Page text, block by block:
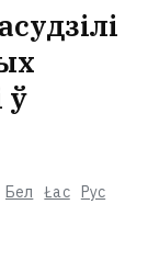
Бел Łac Рус
ў